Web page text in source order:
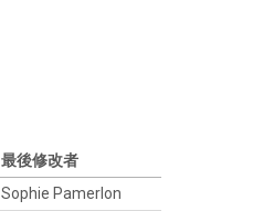
最後修改者
Sophie Pamerlon